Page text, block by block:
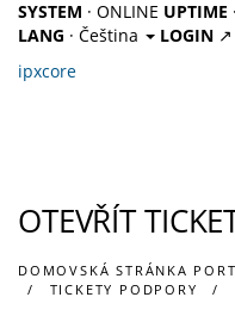
SYSTEM · ONLINE UPTIME
LANG · Čeština LOGIN ↗
ipxcore
OTEVŘÍT
DOMOVSKÁ STRÁNKA
TICKETY PODPORY